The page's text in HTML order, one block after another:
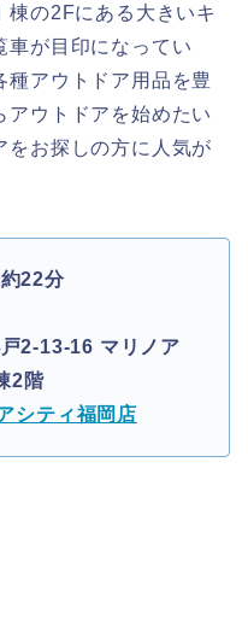
の2Fにある大きいキ
車が目印になってい
種アウトドア用品を豊
アウトドアを始めたい
をお探しの方に人気が
22分
2-13-16 マリノア
2階
シティ福岡店